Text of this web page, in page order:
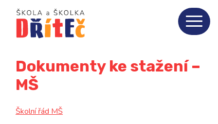
Dokumenty ke stažení –
MŠ
Školní řád MŠ
Home
O nás